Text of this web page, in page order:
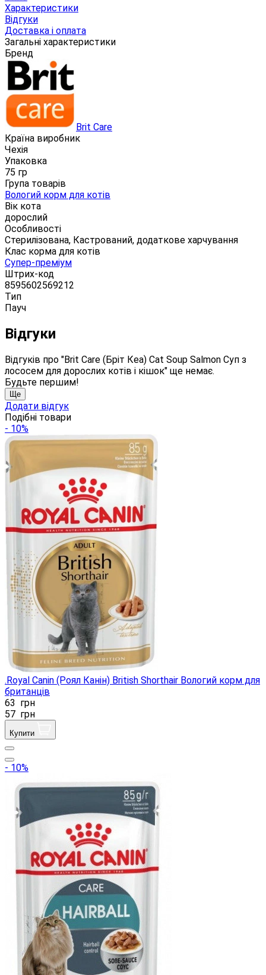
Характеристики
Відгуки
Доставка і оплата
Загальні характеристики
Бренд
Brit Care
Країна виробник
Чехія
Упаковка
75 гр
Група товарів
Вологий корм для котів
Вік кота
дорослий
Особливості
Стерилізована, Кастрований, додаткове харчування
Клас корма для котів
Супер-преміум
Штрих-код
8595602569212
Тип
Пауч
Відгуки
Відгуків про "Brit Care (Бріт Кеа) Cat Soup Salmon Суп з
лососем для дорослих котів і кішок" ще немає.
Будьте першим!
Ще
Додати відгук
Подібні товари
- 10%
.Royal Canin (Роял Канін) British Shorthair Вологий корм для
британців
63 грн
57 грн
Купити
- 10%